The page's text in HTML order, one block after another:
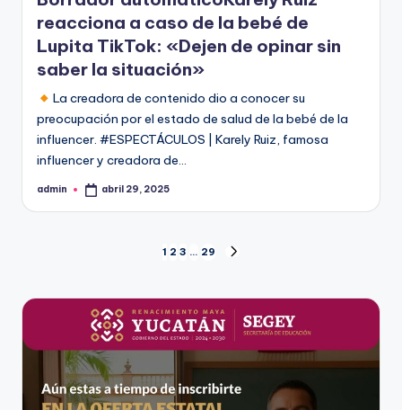
reacciona a caso de la bebé de
Lupita TikTok: «Dejen de opinar sin
saber la situación»
La creadora de contenido dio a conocer su
preocupación por el estado de salud de la bebé de la
influencer. #ESPECTÁCULOS | Karely Ruiz, famosa
influencer y creadora de…
Publicado
admin abril 29, 2025
Paginación
de
entradas
1 2 3 … 29